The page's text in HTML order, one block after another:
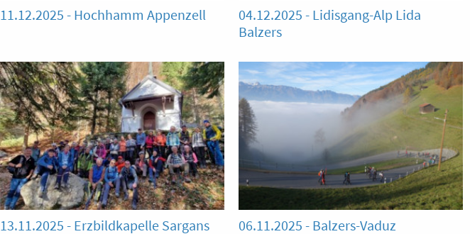
11.12.2025 - Hochhamm Appenzell
04.12.2025 - Lidisgang-Alp Lida
Balzers
13.11.2025 - Erzbildkapelle Sargans 06.11.2025 - Balzers-Vaduz